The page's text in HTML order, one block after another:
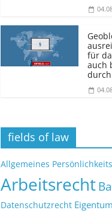
für
auch
durch
fields of law
Allgemeines
Arbeitsrecht
Datenschutzrecht